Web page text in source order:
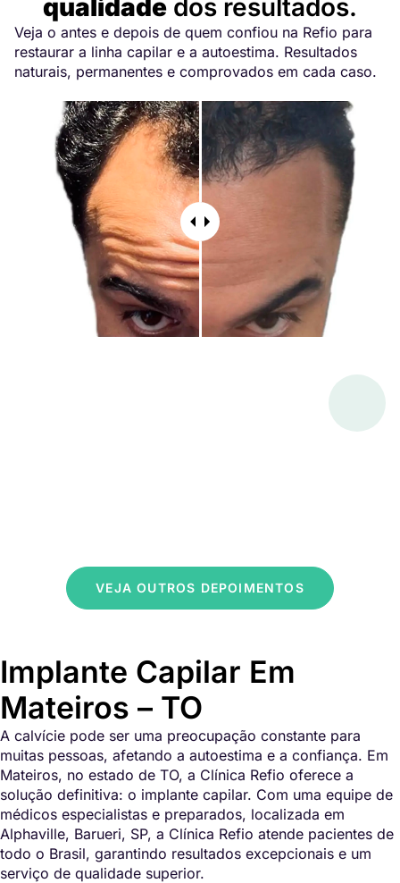
qualidade dos resultados.
Veja o antes e depois de quem confiou na Refio para
restaurar a linha capilar e a autoestima. Resultados
naturais, permanentes e comprovados em cada caso.
VEJA OUTROS DEPOIMENTOS
Implante Capilar Em
Mateiros – TO
A calvície pode ser uma preocupação constante para
muitas pessoas, afetando a autoestima e a confiança. Em
Mateiros, no estado de TO, a Clínica Refio oferece a
solução definitiva: o implante capilar. Com uma equipe de
médicos especialistas e preparados, localizada em
Alphaville, Barueri, SP, a Clínica Refio atende pacientes de
todo o Brasil, garantindo resultados excepcionais e um
serviço de qualidade superior.